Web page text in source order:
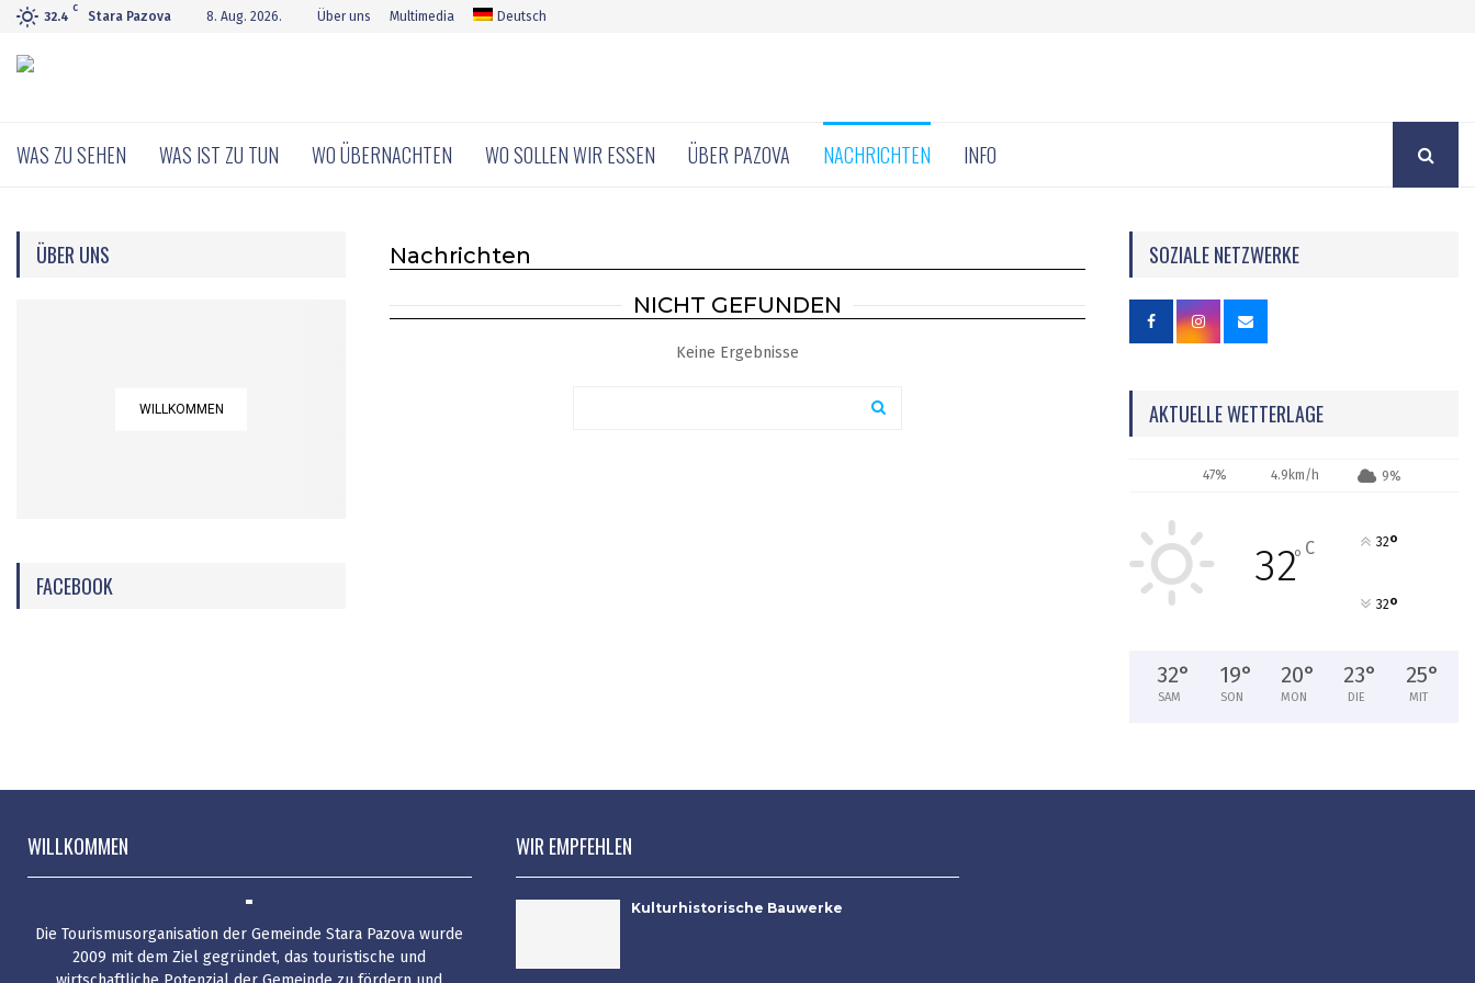
32.4
C
Stara Pazova 8. Aug. 2026. Über uns Multimedia Deutsch
WAS ZU SEHEN WAS IST ZU TUN WO ÜBERNACHTEN WO SOLLEN WIR ESSEN ÜBER PAZOVA NACHRICHTEN INFO
Nachrichten
NICHT GEFUNDEN
Keine Ergebnisse
ÜBER UNS
WILLKOMMEN
FACEBOOK
SOZIALE NETZWERKE
AKTUELLE WETTERLAGE
47% 4.9km/h 9%
32° C 32°
32°
32°
SAM
19°
SON
20°
MON
23°
DIE
25°
MIT
WILLKOMMEN
Die Tourismusorganisation der Gemeinde Stara Pazova wurde
2009 mit dem Ziel gegründet, das touristische und
WIR EMPFEHLEN
Kulturhistorische Bauwerke